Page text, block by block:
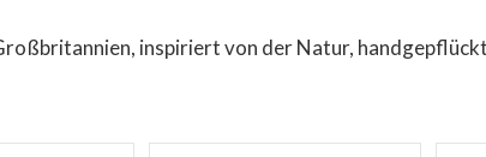
inspiriert von der Natur,